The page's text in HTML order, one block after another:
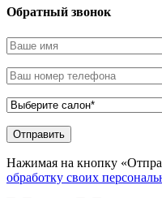
Обратный звонок
Нажимая на кнопку
обработку своих